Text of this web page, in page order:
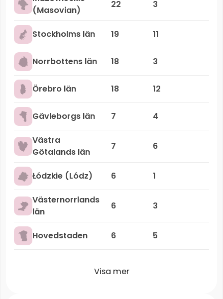
(Masovian)
22 3
Stockholms län 19 11
Norrbottens län 18 3
Örebro län 18 12
Gävleborgs län 7 4
Västra
Götalands län
7 6
Łódzkie (Lódz) 6 1
Västernorrlands
län
6 3
Hovedstaden 6 5
Visa mer